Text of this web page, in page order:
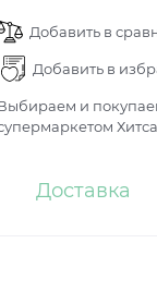
Добавить в
Добавить в
и
Доставка